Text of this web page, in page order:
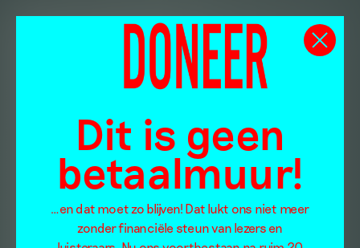
Dit is geen
betaalmuur!
…en dat moet zo blijven! Dat lukt ons niet meer
zonder financiële steun van lezers en